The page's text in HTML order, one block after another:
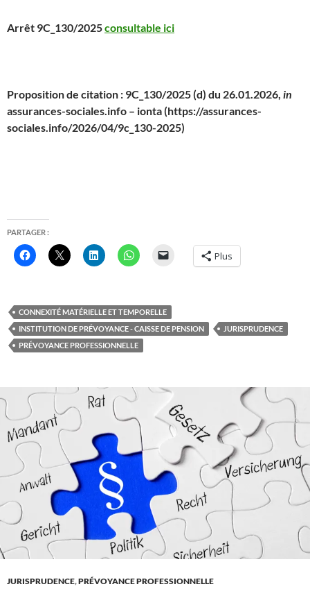
Arrêt 9C_130/2025consultable ici
Proposition de citation : 9C_130/2025 (d) du 26.01.2026, in
assurances-sociales.info – ionta (https://assurances-
sociales.info/2026/04/9c_130-2025)
PARTAGER :
Plus
CONNEXITÉ MATÉRIELLE ET TEMPORELLE
INSTITUTION DE PRÉVOYANCE - CAISSE DE PENSION
JURISPRUDENCE
PRÉVOYANCE PROFESSIONNELLE
JURISPRUDENCE,PRÉVOYANCE PROFESSIONNELLE